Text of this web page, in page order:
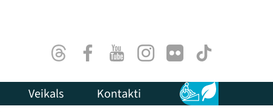
ThreadsFacebookYoutubeInstagram
Flick TikTok
Veikals Kontakti Pieejamība
Ilgtspēja